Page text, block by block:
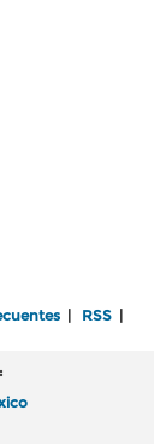
| RSS |